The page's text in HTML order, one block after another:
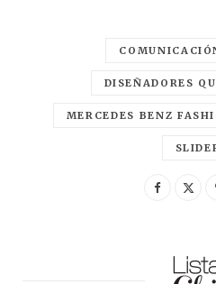
DISEÑADORES
MERCEDES BENZ